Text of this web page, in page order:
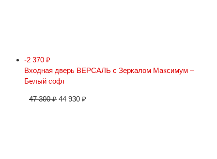
-2 370 ₽
Входная дверь ВЕРСАЛЬ с Зеркалом Максимум –
Белый софт
47 300₽ 44 930 ₽